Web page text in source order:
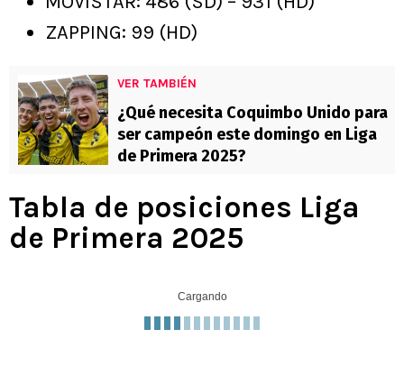
ZAPPING: 99 (HD)
VER TAMBIÉN
¿Qué necesita Coquimbo Unido para
ser campeón este domingo en Liga
de Primera 2025?
Tabla de posiciones Liga
de Primera 2025
Cargando